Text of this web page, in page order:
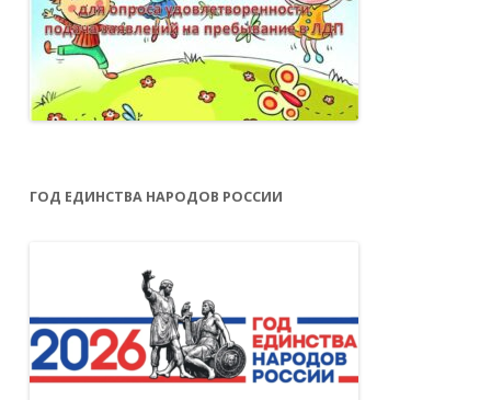
ГОД ЕДИНСТВА НАРОДОВ РОССИИ